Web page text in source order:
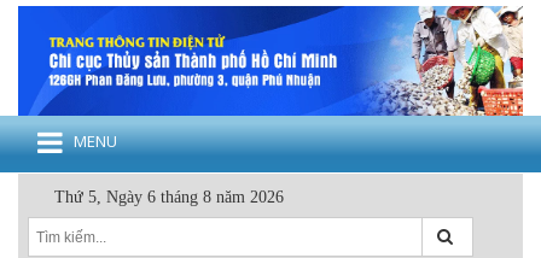
MENU
Thứ 5, Ngày 6 tháng 8 năm 2026